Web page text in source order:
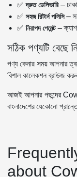
✅দ্রুত ডেলিভারি –
✅ সহজ রিটার্ন পলিসি–
✅ নিরাপদ পেমেন্ট– ক্যাশ
সঠিক পণ্যটি বেছে
পণ্য কেনার সময় আপনার
বিশাল কালেকশন ব্রাউজ
আজই আপনার পছন্দের
বাংলাদেশের যেকোনো
about